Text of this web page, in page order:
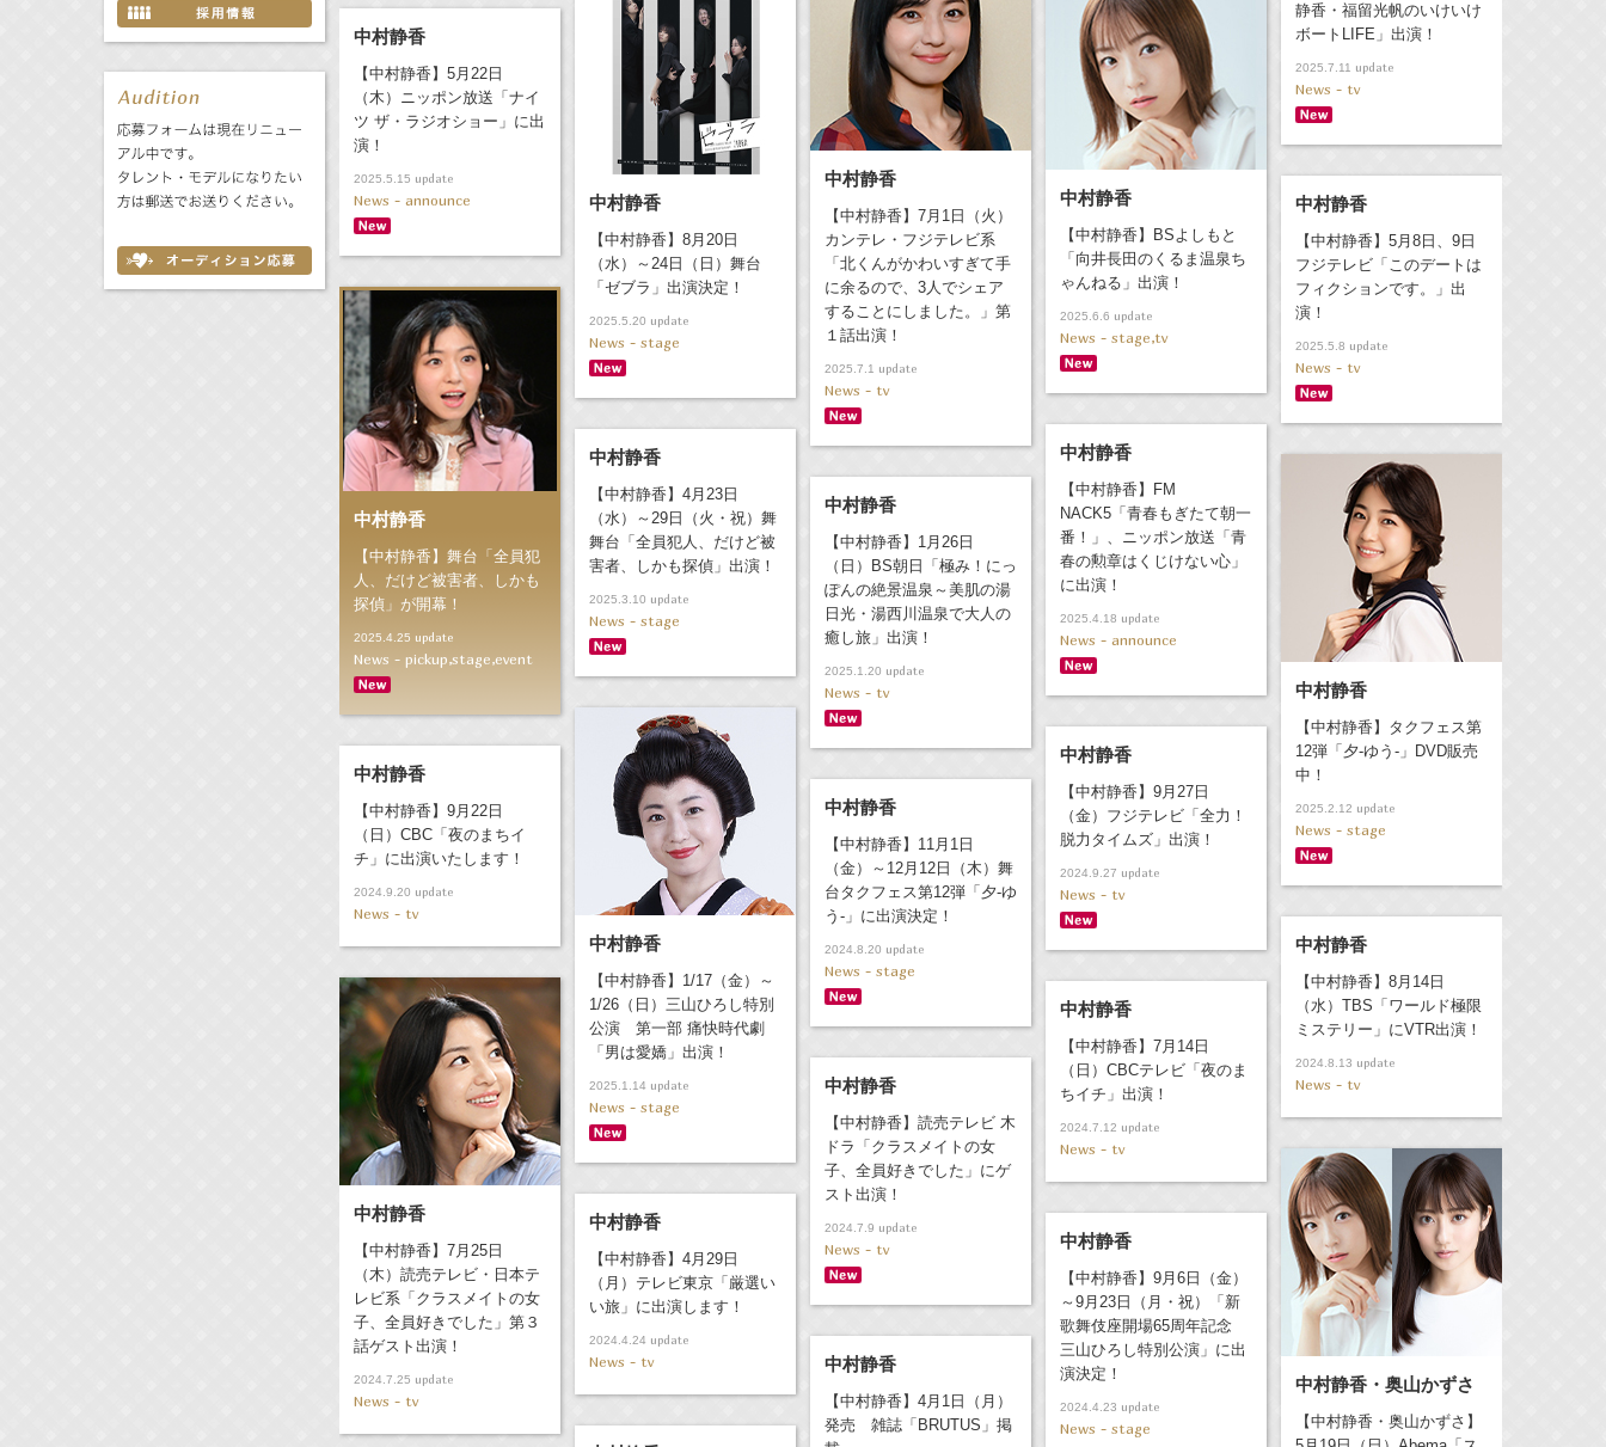
静香・福留光帆のいけいけ
ボートLIFE」出演！
2025.7.11 update
News - tv
中村静香
【中村静香】7月1日（火）
カンテレ・フジテレビ系
「北くんがかわいすぎて手
に余るので、3人でシェア
することにしました。」第
１話出演！
2025.7.1 update
News - tv
中村静香
【中村静香】BSよしもと
「向井長田のくるま温泉ち
ゃんねる」出演！
2025.6.6 update
News - stage,tv
中村静香
【中村静香】8月20日
（水）～24日（日）舞台
「ゼブラ」出演決定！
2025.5.20 update
News - stage
中村静香
【中村静香】5月22日
（木）ニッポン放送「ナイ
ツ ザ・ラジオショー」に出
演！
2025.5.15 update
News - announce 中村静香
【中村静香】5月8日、9日
フジテレビ「このデートは
フィクションです。」出
演！
2025.5.8 update
News - tv
中村静香
【中村静香】舞台「全員犯
人、だけど被害者、しかも
探偵」が開幕！
2025.4.25 update
News - pickup,stage,event
中村静香
【中村静香】FM
NACK5「青春もぎたて朝一
番！」、ニッポン放送「青
春の勲章はくじけない心」
に出演！
2025.4.18 update
News - announce
中村静香
【中村静香】4月23日
（水）～29日（火・祝）舞
舞台「全員犯人、だけど被
害者、しかも探偵」出演！
2025.3.10 update
News - stage
中村静香
【中村静香】タクフェス第
12弾「夕-ゆう-」DVD販売
中！
2025.2.12 update
News - stage
中村静香
【中村静香】1月26日
（日）BS朝日「極み！にっ
ぽんの絶景温泉～美肌の湯
日光・湯西川温泉で大人の
癒し旅」出演！
2025.1.20 update
News - tv
中村静香
【中村静香】1/17（金）～
1/26（日）三山ひろし特別
公演 第一部 痛快時代劇
「男は愛嬌」出演！
2025.1.14 update
News - stage
中村静香
【中村静香】9月27日
（金）フジテレビ「全力！
脱力タイムズ」出演！
2024.9.27 update
News - tv
中村静香
【中村静香】9月22日
（日）CBC「夜のまちイ
チ」に出演いたします！
2024.9.20 update
News - tv
中村静香
【中村静香】11月1日
（金）～12月12日（木）舞
台タクフェス第12弾「夕-ゆ
う-」に出演決定！
2024.8.20 update
News - stage
中村静香
【中村静香】8月14日
（水）TBS「ワールド極限
ミステリー」にVTR出演！
2024.8.13 update
News - tv
中村静香
【中村静香】7月25日
（木）読売テレビ・日本テ
レビ系「クラスメイトの女
子、全員好きでした」第３
話ゲスト出演！
2024.7.25 update
News - tv
中村静香
【中村静香】7月14日
（日）CBCテレビ「夜のま
ちイチ」出演！
2024.7.12 update
News - tv
中村静香
【中村静香】読売テレビ 木
ドラ「クラスメイトの女
子、全員好きでした」にゲ
スト出演！
2024.7.9 update
News - tv
中村静香・奥山かずさ
【中村静香・奥山かずさ】
中村静香
【中村静香】4月29日
（月）テレビ東京「厳選い
い旅」に出演します！
2024.4.24 update
News - tv
中村静香
【中村静香】9月6日（金）
～9月23日（月・祝）「新
歌舞伎座開場65周年記念
三山ひろし特別公演」に出
演決定！
2024.4.23 update
News - stage
中村静香
【中村静香】4月1日（月）
発売 雑誌「BRUTUS」掲